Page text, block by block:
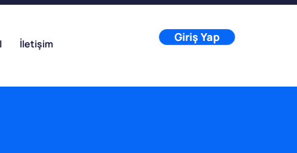
İletişim Giriş Yap